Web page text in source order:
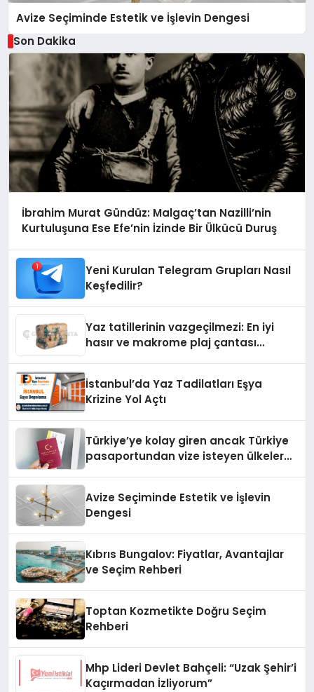
Avize Seçiminde Estetik ve İşlevin Dengesi
Son Dakika
İbrahim Murat Gündüz: Malgaç’tan Nazilli’nin
Kurtuluşuna Ese Efe’nin İzinde Bir Ülkücü Duruş
Yeni Kurulan Telegram Grupları Nasıl
Keşfedilir?
Yaz tatillerinin vazgeçilmezi: En iyi
hasır ve makrome plaj çantası
İstanbul’da Yaz Tadilatları Eşya
Krizine Yol Açtı
Türkiye’ye kolay giren ancak Türkiye
pasaportundan vize isteyen ülkeler
Avize Seçiminde Estetik ve İşlevin
Dengesi
Kıbrıs Bungalov: Fiyatlar, Avantajlar
ve Seçim Rehberi
Toptan Kozmetikte Doğru Seçim
Rehberi
Mhp Lideri Devlet Bahçeli: “Uzak Şehir’i
Kaçırmadan İzliyorum”